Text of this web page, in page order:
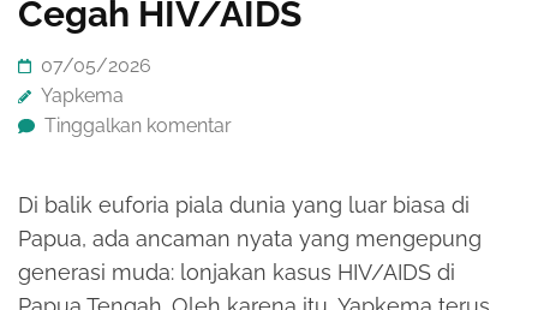
Cegah HIV/AIDS
07/05/2026
Yapkema
Tinggalkan komentar
Di balik euforia piala dunia yang luar biasa di
Papua, ada ancaman nyata yang mengepung
generasi muda: lonjakan kasus HIV/AIDS di